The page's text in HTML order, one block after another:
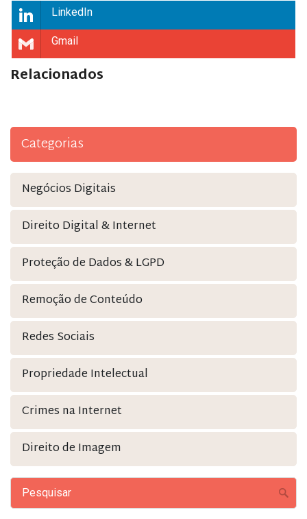
LinkedIn
Gmail
Relacionados
Categorias
Negócios Digitais
Direito Digital & Internet
Proteção de Dados & LGPD
Remoção de Conteúdo
Redes Sociais
Propriedade Intelectual
Crimes na Internet
Direito de Imagem